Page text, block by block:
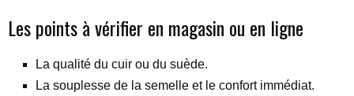
Les points à vérifier en magasin ou en ligne
La qualité du cuir ou du suède.
La souplesse de la semelle et le confort immédiat.